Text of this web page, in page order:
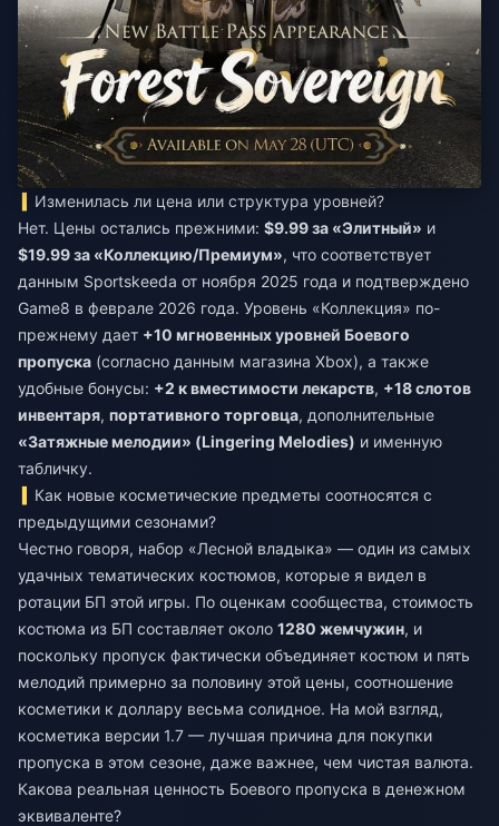
Изменилась ли цена или структура уровней?
Нет. Цены остались прежними: $9.99 за «Элитный» и
$19.99 за «Коллекцию/Премиум», что соответствует
данным Sportskeeda от ноября 2025 года и подтверждено
Game8 в феврале 2026 года. Уровень «Коллекция» по-
прежнему дает +10 мгновенных уровней Боевого
пропуска (согласно данным магазина Xbox), а также
удобные бонусы: +2 к вместимости лекарств, +18 слотов
инвентаря, портативного торговца, дополнительные
«Затяжные мелодии» (Lingering Melodies) и именную
табличку.
Как новые косметические предметы соотносятся с
предыдущими сезонами?
Честно говоря, набор «Лесной владыка» — один из самых
удачных тематических костюмов, которые я видел в
ротации БП этой игры. По оценкам сообщества, стоимость
костюма из БП составляет около 1280 жемчужин, и
поскольку пропуск фактически объединяет костюм и пять
мелодий примерно за половину этой цены, соотношение
косметики к доллару весьма солидное. На мой взгляд,
косметика версии 1.7 — лучшая причина для покупки
пропуска в этом сезоне, даже важнее, чем чистая валюта.
Какова реальная ценность Боевого пропуска в денежном
эквиваленте?